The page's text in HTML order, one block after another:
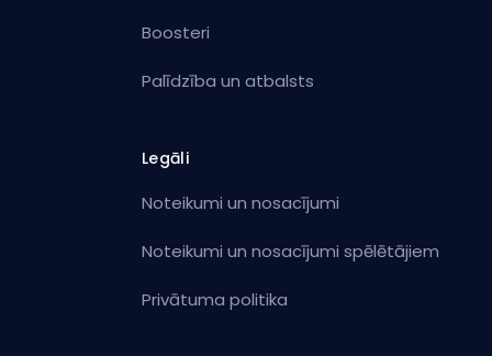
Boosteri
Palīdzība un atbalsts
Legāli
Noteikumi un nosacījumi
Noteikumi un nosacījumi spēlētājiem
Privātuma politika